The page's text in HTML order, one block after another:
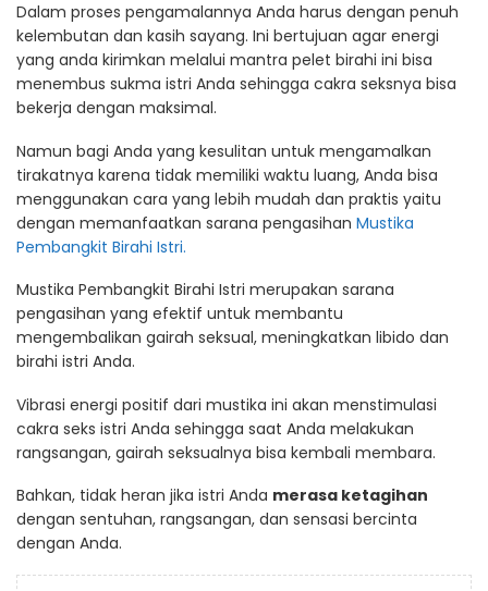
Dalam proses pengamalannya Anda harus dengan penuh
kelembutan dan kasih sayang. Ini bertujuan agar energi
yang anda kirimkan melalui mantra pelet birahi ini bisa
menembus sukma istri Anda sehingga cakra seksnya bisa
bekerja dengan maksimal.
Namun bagi Anda yang kesulitan untuk mengamalkan
tirakatnya karena tidak memiliki waktu luang, Anda bisa
menggunakan cara yang lebih mudah dan praktis yaitu
dengan memanfaatkan sarana pengasihan Mustika
Pembangkit Birahi Istri.
Mustika Pembangkit Birahi Istri merupakan sarana
pengasihan yang efektif untuk membantu
mengembalikan gairah seksual, meningkatkan libido dan
birahi istri Anda.
Vibrasi energi positif dari mustika ini akan menstimulasi
cakra seks istri Anda sehingga saat Anda melakukan
rangsangan, gairah seksualnya bisa kembali membara.
Bahkan, tidak heran jika istri Anda merasa ketagihan
dengan sentuhan, rangsangan, dan sensasi bercinta
dengan Anda.